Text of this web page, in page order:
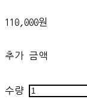
110,000원
추가 금액
수량